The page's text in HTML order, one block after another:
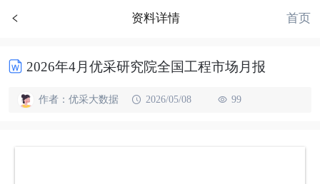
资料详情 首页
2026年4月优采研究院全国工程市场月报
作者：优采大数据 2026/05/08 99